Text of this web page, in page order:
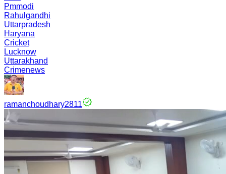
Pmmodi
Rahulgandhi
Uttarpradesh
Haryana
Cricket
Lucknow
Uttarakhand
Crimenews
ramanchoudhary2811